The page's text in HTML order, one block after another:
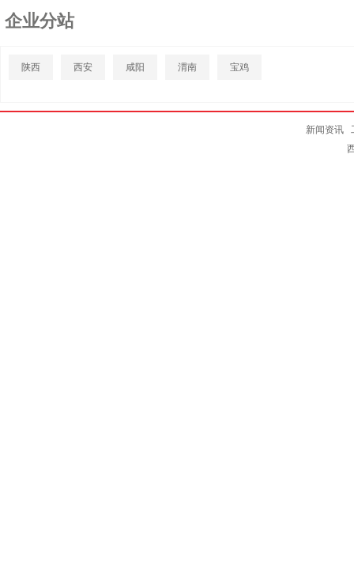
企业分站
陕西 西安 咸阳 渭南 宝鸡
新闻资讯